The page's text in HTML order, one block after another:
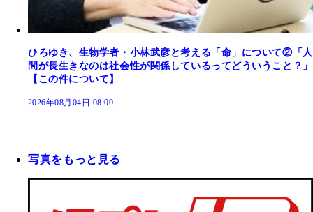
ひろゆき、生物学者・小林武彦と考える「命」について②「人
間が長生きなのは社会性が関係しているってどういうこと？」
【この件について】
2026年08月04日 08:00
写真をもっと見る